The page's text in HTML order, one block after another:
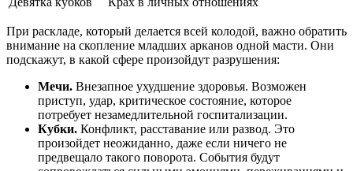
При раскладе, который делается всей колодой, важно обратить
внимание на скопление младших арканов одной масти. Они
подскажут, в какой сфере произойдут разрушения:
Мечи. Внезапное ухудшение здоровья. Возможен
приступ, удар, критическое состояние, которое
потребует незамедлительной госпитализации.
Кубки. Конфликт, расставание или развод. Это
произойдет неожиданно, даже если ничего не
предвещало такого поворота. События будут